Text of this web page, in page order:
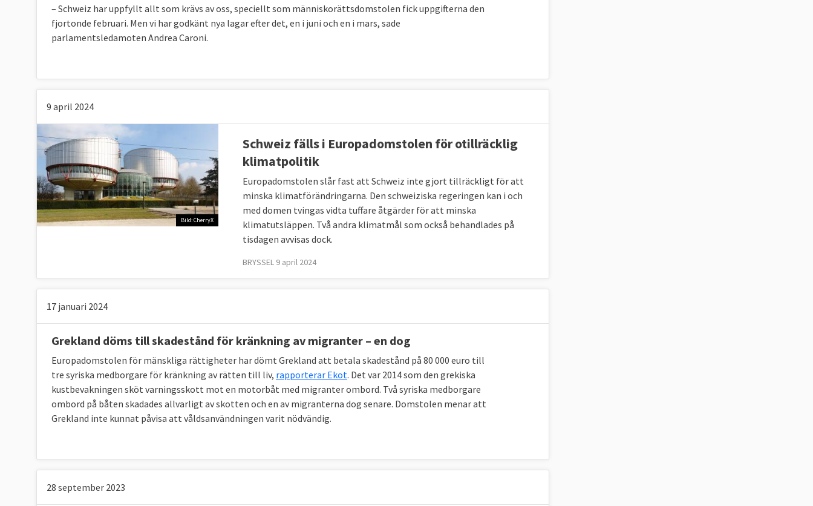
– Schweiz har uppfyllt allt som krävs av oss, speciellt som människorättsdomstolen fick uppgifterna den
fjortonde februari. Men vi har godkänt nya lagar efter det, en i juni och en i mars, sade
parlamentsledamoten Andrea Caroni.
9 april 2024
Bild: CherryX
Schweiz fälls i Europadomstolen för otillräcklig
klimatpolitik
Europadomstolen slår fast att Schweiz inte gjort tillräckligt för att
minska klimatförändringarna. Den schweiziska regeringen kan i och
med domen tvingas vidta tuffare åtgärder för att minska
klimatutsläppen. Två andra klimatmål som också behandlades på
tisdagen avvisas dock.
BRYSSEL 9 april 2024
17 januari 2024
Grekland döms till skadestånd för kränkning av migranter – en dog
Europadomstolen för mänskliga rättigheter har dömt Grekland att betala skadestånd på 80 000 euro till
tre syriska medborgare för kränkning av rätten till liv, rapporterar Ekot. Det var 2014 som den grekiska
kustbevakningen sköt varningsskott mot en motorbåt med migranter ombord. Två syriska medborgare
ombord på båten skadades allvarligt av skotten och en av migranterna dog senare. Domstolen menar att
Grekland inte kunnat påvisa att våldsanvändningen varit nödvändig.
28 september 2023